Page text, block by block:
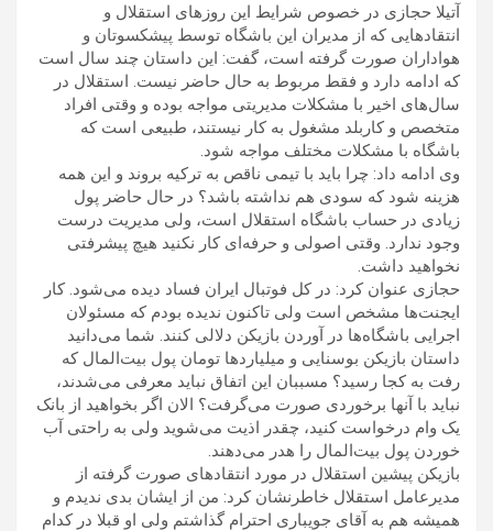
آتیلا حجازی در خصوص شرایط این روز‌های استقلال و
انتقاد‌هایی که از مدیران این باشگاه توسط پیشکسوتان و
هواداران صورت گرفته است، گفت: این داستان چند سال است
که ادامه دارد و فقط مربوط به حال حاضر نیست. استقلال در
سال‌های اخیر با مشکلات مدیریتی مواجه بوده و وقتی افراد
متخصص و کاربلد مشغول به کار نیستند، طبیعی است که
باشگاه با مشکلات مختلف مواجه شود.
وی ادامه داد: چرا باید با تیمی ناقص به ترکیه بروند و این همه
هزینه شود که سودی هم نداشته باشد؟ در حال حاضر پول
زیادی در حساب باشگاه استقلال است، ولی مدیریت درست
وجود ندارد. وقتی اصولی و حرفه‌ای کار نکنید هیچ پیشرفتی
نخواهید داشت.
حجازی عنوان کرد: در کل فوتبال ایران فساد دیده می‌شود. کار
ایجنت‌ها مشخص است ولی تاکنون ندیده بودم که مسئولان
اجرایی باشگاه‌ها در آوردن بازیکن دلالی کنند. شما می‌دانید
داستان بازیکن بوسنایی و میلیارد‌ها تومان پول بیت‌المال که
رفت به کجا رسید؟ مسببان این اتفاق نباید معرفی می‌شدند،
نباید با آنها برخوردی صورت می‌گرفت؟ الان اگر بخواهید از بانک
یک وام درخواست کنید، چقدر اذیت می‌شوید ولی به راحتی آب
خوردن پول بیت‌المال را هدر می‌دهند.
بازیکن پیشین استقلال در مورد انتقاد‌های صورت گرفته از
مدیرعامل استقلال خاطرنشان کرد: من از ایشان بدی ندیدم و
همیشه هم به آقای جویباری احترام گذاشتم ولی او قبلا در کدام